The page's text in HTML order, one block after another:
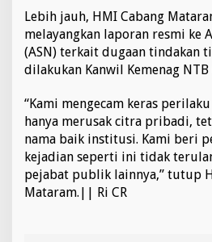
Lebih jauh, HMI Cabang
melayangkan laporan resmi ke
(ASN) terkait dugaan tindakan
dilakukan Kanwil Kemenag
“Kami mengecam keras
hanya merusak citra pribadi,
nama baik institusi. Kami beri
kejadian seperti ini tidak
pejabat publik lainnya,” tutup
Mataram.|| Ri CR